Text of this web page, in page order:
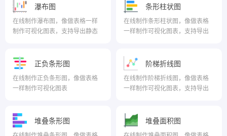
瀑布图
在线制作瀑布图，像做表格一样
制作可视化图表，支持导出静态
条形柱状图
在线制作条形柱状图，像做表格
一样制作可视化图表，支持导出
正负条形图
在线制作正负条形图，像做表格
一样制作可视化图表
阶梯折线图
在线制作阶梯折线图，像做表格
一样制作可视化图表，支持导出
堆叠条形图 堆叠面积图